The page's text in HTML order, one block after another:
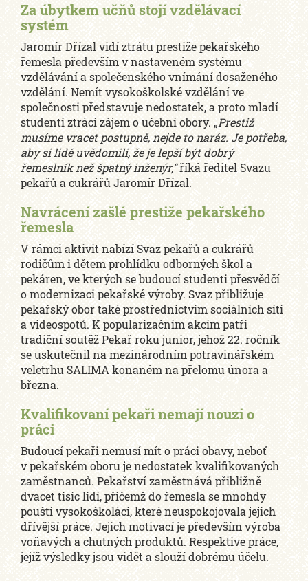
Za úbytkem učňů stojí vzdělávací
systém
Jaromír Dřízal vidí ztrátu prestiže pekařského
řemesla především v nastaveném systému
vzdělávání a společenského vnímání dosaženého
vzdělání. Nemít vysokoškolské vzdělání ve
společnosti představuje nedostatek, a proto mladí
studenti ztrácí zájem o učební obory. „Prestiž
musíme vracet postupně, nejde to naráz. Je potřeba,
aby si lidé uvědomili, že je lepší být dobrý
řemeslník než špatný inženýr,“říká ředitel Svazu
pekařů a cukrářů Jaromír Dřízal.
Navrácení zašlé prestiže pekařského
řemesla
V rámci aktivit nabízí Svaz pekařů a cukrářů
rodičům i dětem prohlídku odborných škol a
pekáren, ve kterých se budoucí studenti přesvědčí
o modernizaci pekařské výroby. Svaz přibližuje
pekařský obor také prostřednictvím sociálních sítí
a videospotů. K popularizačním akcím patří
tradiční soutěž Pekař roku junior, jehož 22. ročník
se uskutečnil na mezinárodním potravinářském
veletrhu SALIMA konaném na přelomu února a
března.
Kvalifikovaní pekaři nemají nouzi o
práci
Budoucí pekaři nemusí mít o práci obavy, neboť
v pekařském oboru je nedostatek kvalifikovaných
zaměstnanců. Pekařství zaměstnává přibližně
dvacet tisíc lidí, přičemž do řemesla se mnohdy
pouští vysokoškoláci, které neuspokojovala jejich
dřívější práce. Jejich motivací je především výroba
voňavých a chutných produktů. Respektive práce,
jejíž výsledky jsou vidět a slouží dobrému účelu.